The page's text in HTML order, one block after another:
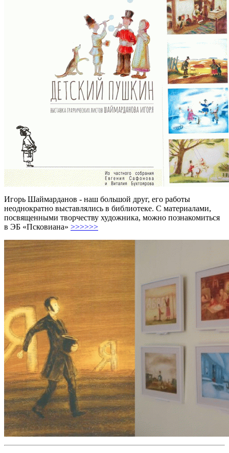
Игорь Шаймарданов - наш большой друг, его работы
неоднократно выставлялись в библиотеке. С материалами,
посвященными творчеству художника, можно познакомиться
в ЭБ «Псковиана» >>>>>>